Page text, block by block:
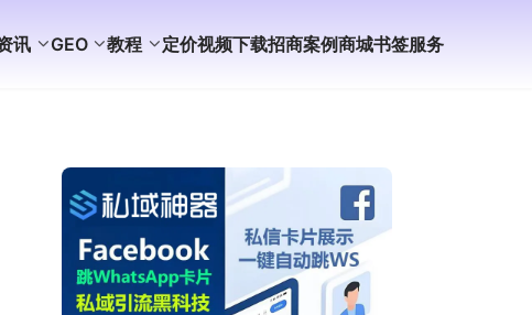
讯 GEO 教程 定价视频下载招商案例商城书签服务